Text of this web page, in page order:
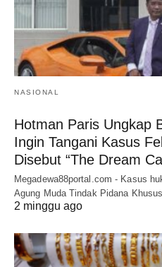
NASIONAL
Hotman Paris Ungkap
Ingin Tangani Kasus
Disebut “The Dream
Megadewa88portal.com - Kasus
Agung Muda Tindak Pidana
2 minggu ago